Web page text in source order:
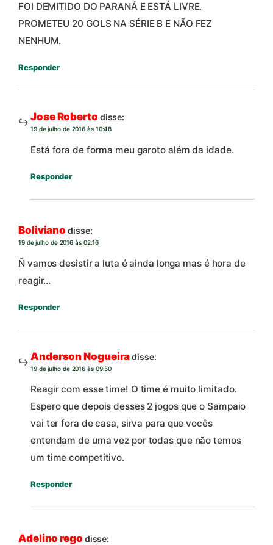
FOI DEMITIDO DO PARANÁ E ESTÁ LIVRE.
PROMETEU 20 GOLS NA SÉRIE B E NÃO FEZ
NENHUM.
Responder
Jose Roberto disse:
19 de julho de 2016 às 10:48
Está fora de forma meu garoto além da idade.
Responder
Boliviano disse:
19 de julho de 2016 às 02:16
Ñ vamos desistir a luta é ainda longa mas é hora de
reagir…
Responder
Anderson Nogueiradisse:
19 de julho de 2016 às 09:50
Reagir com esse time! O time é muito limitado.
Espero que depois desses 2 jogos que o Sampaio
vai ter fora de casa, sirva para que vocês
entendam de uma vez por todas que não temos
um time competitivo.
Responder
Adelino rego disse: